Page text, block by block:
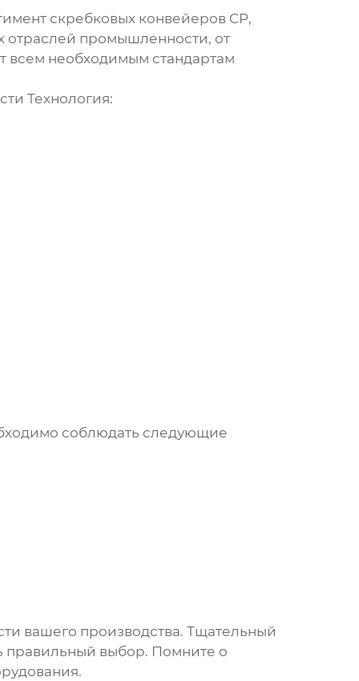
скребковых конвейеров CP,
промышленности, от
всем необходимым стандартам
Технология:
соблюдать следующие
вашего производства. Тщательный
правильный выбор. Помните о